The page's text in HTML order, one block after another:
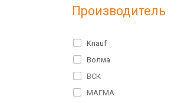
Производитель
Knauf
Волма
ВСК
МАГМА